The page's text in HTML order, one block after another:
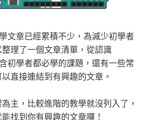
文章已經累積不少，為減少初學者
理了一個文章清單，從認識
初學者都必學的課題，還有一些常
直接連結到有興趣的文章。
主，比較進階的教學就沒列入了，
找到你有興趣的文章囉！